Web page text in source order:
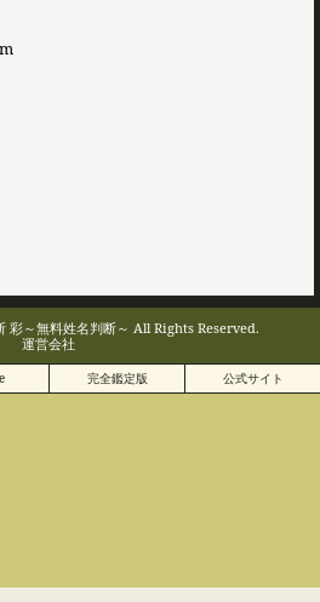
～無料姓名判断～ All Rights Reserved.
運営会社
完全鑑定版 公式サイト